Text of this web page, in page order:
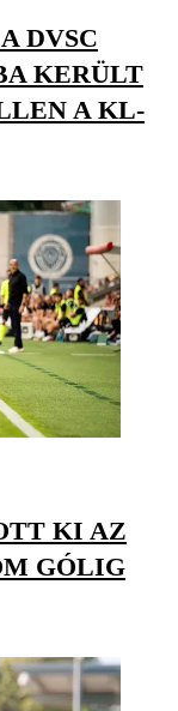
DVSC
KERÜLT
A KL-
KI AZ
GÓLIG